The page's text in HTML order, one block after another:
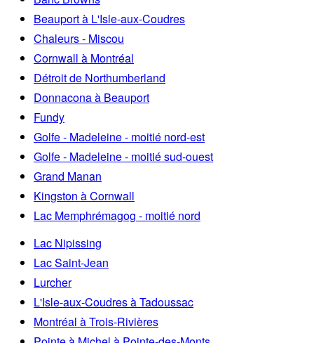
Beauport à L'Isle-aux-Coudres
Chaleurs - Miscou
Cornwall à Montréal
Détroit de Northumberland
Donnacona à Beauport
Fundy
Golfe - Madeleine - moitié nord-est
Golfe - Madeleine - moitié sud-ouest
Grand Manan
Kingston à Cornwall
Lac Memphrémagog - moitié nord
Lac Nipissing
Lac Saint-Jean
Lurcher
L'Isle-aux-Coudres à Tadoussac
Montréal à Trois-Rivières